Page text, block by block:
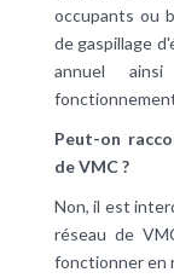
occupants ou
de gaspillage
annuel
Peut-on
de VMC ?
Non, il est
réseau de
fonctionner en